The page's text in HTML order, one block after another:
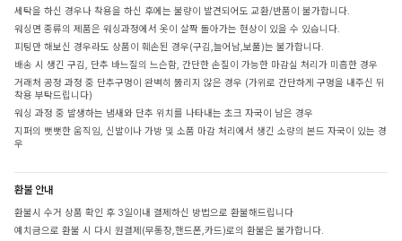
세탁을 하신 경우나 착용을 하신 후에는 불량이 발견되어도 교환/반품이 불가합니다.
워싱면 종류의 제품은 워싱과정에서 옷이 살짝 돌아가는 현상이 있을 수 있습니다.
피팅만 해보신 경우라도 상품이 훼손된 경우(구김,늘어남,보풀)는 불가합니다.
배송 시 생긴 구김, 단추 바느질의 느슨함, 간단한 손질이 가능한 마감실 처리가 미흡한 경우
거래처 공정 과정 중 단추구멍이 완벽히 뚫리지 않은 경우 (가위로 간단하게 구멍을 내주신 뒤
착용 부탁드립니다)
워싱 과정 중 발생하는 냄새와 단추 위치를 나타내는 초크 자국이 남은 경우
지퍼의 뻣뻣한 움직임, 신발이나 가방 및 소품 마감 처리에서 생긴 소량의 본드 자국이 있는 경
우
환불 안내
환불시 수거 상품 확인 후 3일이내 결제하신 방법으로 환불해드립니다
예치금으로 환불 시 다시 원결제(무통장,핸드폰,카드)로의 환불은 불가합니다.